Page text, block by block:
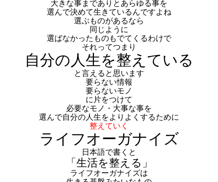
大きな事までありとあらゆる事を
選んで決めて生きているんですよね
選ぶものがあるなら
同じように
選ばなかったものもでてくるわけで
それってつまり
自分の人生を整えている
と言えると思います
要らない情報
要らないモノ
に片をつけて
必要なモノ・大事な事を
選んで自分の人生をよりよくするために
整えていく
ライフオーガナイズ
日本語で書くと
「生活を整える」
ライフオーガナイズは